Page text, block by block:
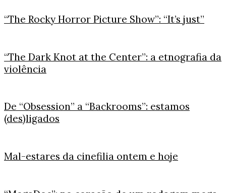
“The Rocky Horror Picture Show”: “It’s just”
“The Dark Knot at the Center”: a etnografia da
violência
De “Obsession” a “Backrooms”: estamos
(des)ligados
Mal-estares da cinefilia ontem e hoje